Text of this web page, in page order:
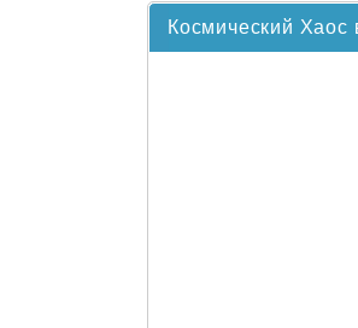
Космический